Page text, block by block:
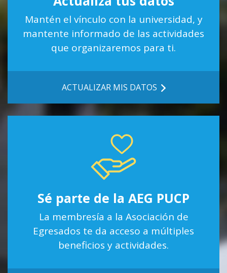
Mantén el vínculo con la universidad, y
mantente informado de las actividades
que organizaremos para ti.
ACTUALIZAR MIS DATOS
Sé parte de la AEG PUCP
La membresía a la Asociación de
Egresados te da acceso a múltiples
beneficios y actividades.